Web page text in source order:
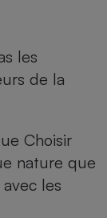
les
de la
Choisir
nature que
les